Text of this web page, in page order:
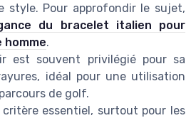
style. Pour approfondir le sujet,
du bracelet italien pour
homme.
est souvent privilégié pour sa
idéal pour une utilisation
de golf.
critère essentiel, surtout pour les